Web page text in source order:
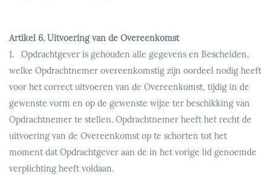
Artikel 6. Uitvoering van de Overeenkomst
1. Opdrachtgever is gehouden alle gegevens en Bescheiden,
welke Opdrachtnemer overeenkomstig zijn oordeel nodig heeft
voor het correct uitvoeren van de Overeenkomst, tijdig in de
gewenste vorm en op de gewenste wijze ter beschikking van
Opdrachtnemer te stellen. Opdrachtnemer heeft het recht de
uitvoering van de Overeenkomst op te schorten tot het
moment dat Opdrachtgever aan de in het vorige lid genoemde
verplichting heeft voldaan.